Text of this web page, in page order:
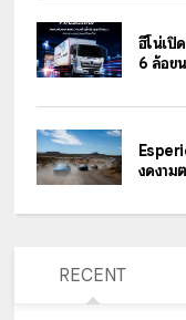
ฮีโน่เปิ
6 ล้อข
งดงาม
RECENT